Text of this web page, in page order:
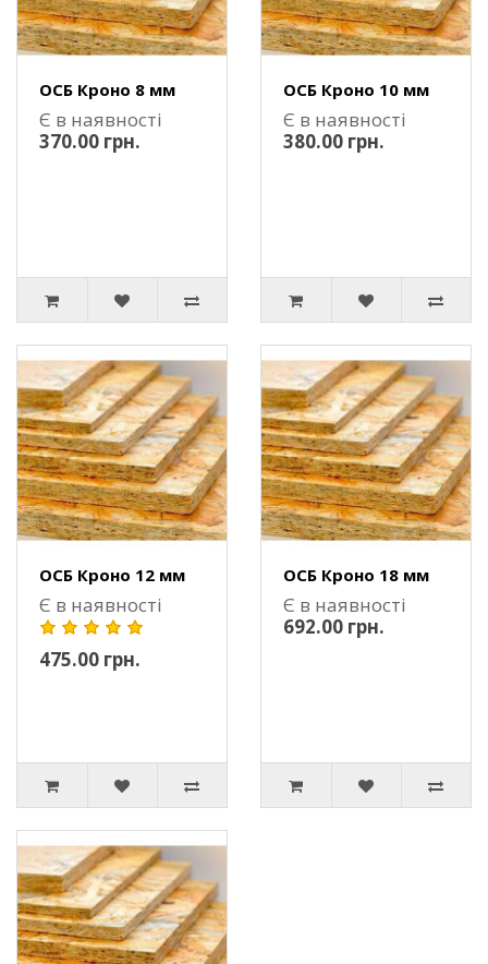
ОСБ Кроно 8 мм
Є в наявності
370.00 грн.
ОСБ Кроно 10 мм
Є в наявності
380.00 грн.
ОСБ Кроно 12 мм
Є в наявності
475.00 грн.
ОСБ Кроно 18 мм
Є в наявності
692.00 грн.